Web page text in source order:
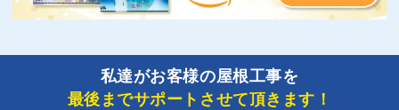
私達がお客様の屋根工事を
最後までサポートさせて頂きます！